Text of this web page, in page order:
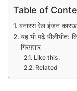
Table of
बनारस रेल इंजन
यह भी पढ़े पीलीभीत:
गिरफ़्तार
Like this:
Related